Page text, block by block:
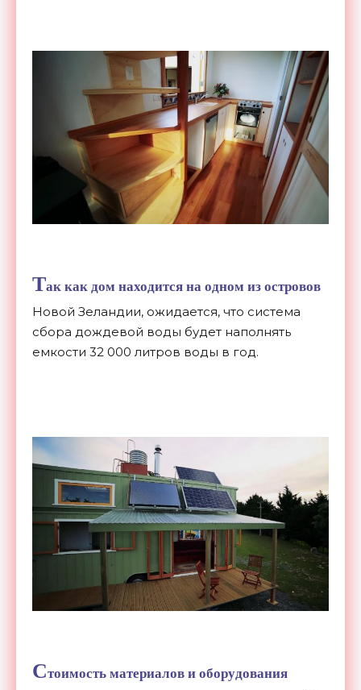
Так как дом находится на одном из островов
Новой Зеландии, ожидается, что система
сбора дождевой воды будет наполнять
емкости 32 000 литров воды в год.
Стоимость материалов и оборудования